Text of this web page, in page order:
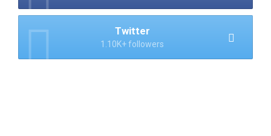
Twitter
1.10K+ followers